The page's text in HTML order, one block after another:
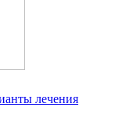
лечения